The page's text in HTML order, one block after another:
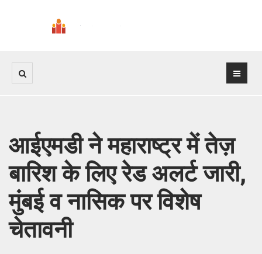
आईएमडी ने महाराष्ट्र में तेज़
बारिश के लिए रेड अलर्ट जारी,
मुंबई व नासिक पर विशेष
चेतावनी